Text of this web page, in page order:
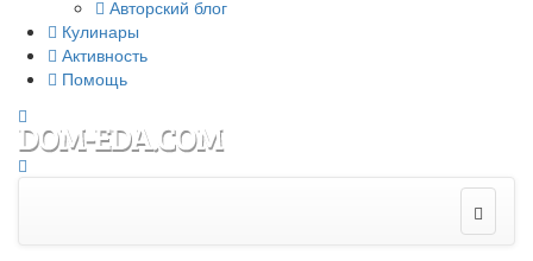
Авторский блог
Кулинары
Активность
Помощь